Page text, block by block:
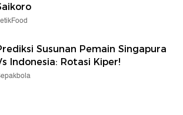
Susunan Pemain Singapura
Indonesia: Rotasi Kiper!